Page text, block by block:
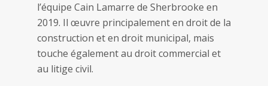
l’équipe Cain Lamarre de Sherbrooke en
2019. Il œuvre principalement en droit de la
construction et en droit municipal, mais
touche également au droit commercial et
au litige civil.